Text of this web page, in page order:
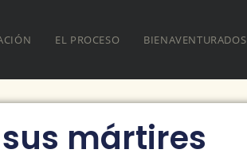
EL PROCESO BIENAVENTURADOS
mártires